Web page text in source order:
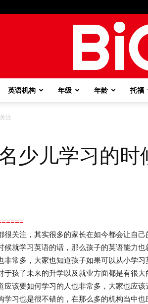
英语机构 年级 年龄 托福
注
少儿学习的时
关注，其实很多的家长在如今都会让自己
就学习英语的话，那么孩子的英语能力
常多，大家也知道孩子如果可以从小学
孩子未来的升学以及就业方面都是有很大
该要如何学习的人也非常多，大家也应
习也是很不错的，在那么多的机构当中